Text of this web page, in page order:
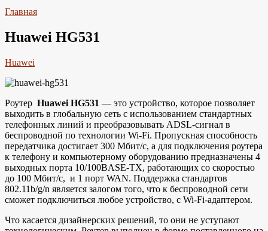
Главная
Huawei HG531
Huawei
Роутер Huawei HG531 — это устройство, которое позволяет
выходить в глобальную сеть с использованием стандартных
телефонных линий и преобразовывать ADSL-сигнал в
беспроводной по технологии Wi-Fi. Пропускная способность
передатчика достигает 300 Мбит/с, а для подключения роутера
к телефону и компьютерному оборудованию предназначены 4
выходных порта 10/100BASE-TX, работающих со скоростью
до 100 Мбит/с, и 1 порт WAN. Поддержка стандартов
802.11b/g/n является залогом того, что к беспроводной сети
сможет подключиться любое устройство, с Wi-Fi-адаптером.
Что касается дизайнерских решений, то они не уступают